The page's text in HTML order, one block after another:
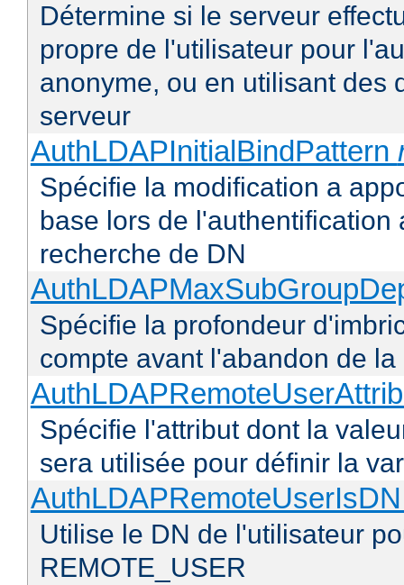
Détermine si le serveur
propre de l'utilisateur pour
anonyme, ou en utilisant des
serveur
AuthLDAPInitialBindPattern
Spécifie la modification a
base lors de
recherche de DN
Spécifie la profondeur
compte avant l'abandon de
Spécifie l'attribut dont la
sera utilisée pour définir la
Utilise le DN de l'utilisateur
REMOTE_USER